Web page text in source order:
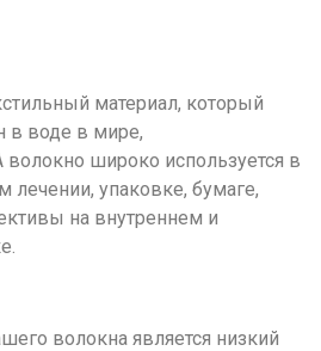
материал, который
в воде в мире,
широко используется в
лечении, упаковке, бумаге,
на внутреннем и
волокна является низкий